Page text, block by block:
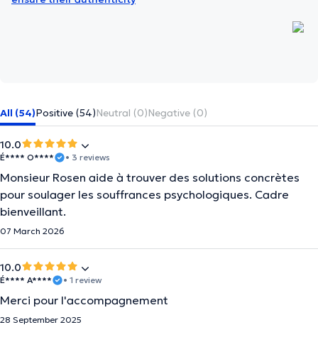
All (54)Positive (54)Neutral (0)Negative (0)
10.0
É**** O**** • 3 reviews
Monsieur Rosen aide à trouver des solutions concrètes
pour soulager les souffrances psychologiques. Cadre
bienveillant.
07 March 2026
10.0
É**** A**** • 1 review
Merci pour l'accompagnement
28 September 2025